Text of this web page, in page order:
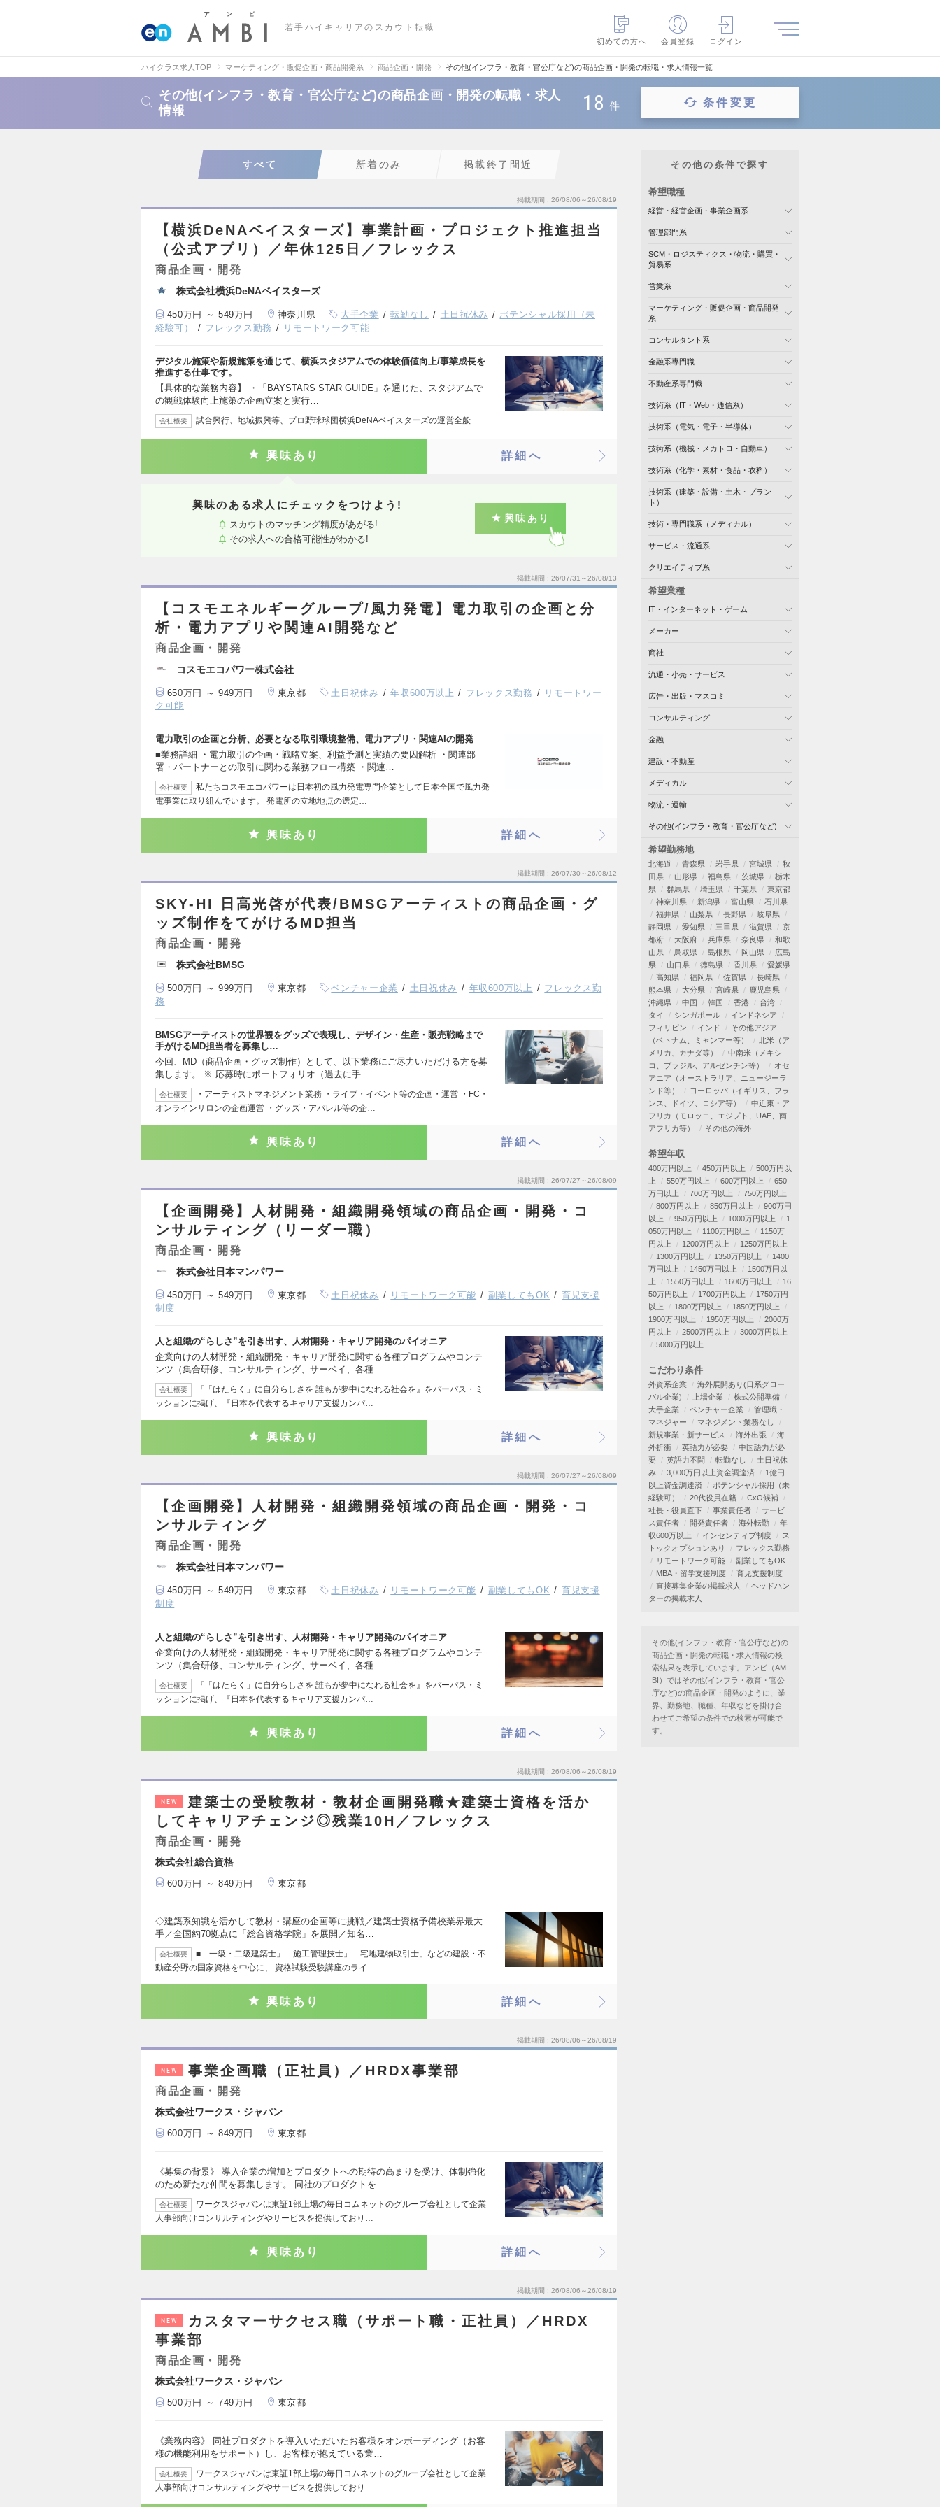
若手ハイキャリアのスカウト転職
初めての方へ
会員登録 ログイン
ハイクラス求人TOP マーケティング・販促企画・商品開発系 商品企画・開発 その他(インフラ・教育・官公庁など)の商品企画・開発の転職・求人情報一覧
その他(インフラ・教育・官公庁など)の商品企画・開発の転職・求人
情報
18 件 条件変更
すべて 新着のみ 掲載終了間近
掲載期間 26/08/06～26/08/19
【横浜DeNAベイスターズ】事業計画・プロジェクト推進担当
（公式アプリ）／年休125日／フレックス
商品企画・開発
株式会社横浜DeNAベイスターズ
450万円 ～ 549万円 神奈川県 大手企業 転勤なし 土日祝休み
ポテンシャル採用（未
経験可）
フレックス勤務 リモートワーク可能
デジタル施策や新規施策を通じて、横浜スタジアムでの体験価値向上/事業成長を
推進する仕事です。
【具体的な業務内容】 ・「BAYSTARS STAR GUIDE」を通じた、スタジアムで
の観戦体験向上施策の企画立案と実行…
会社概要 試合興行、地域振興等、プロ野球球団横浜DeNAベイスターズの運営全般
興味あり 詳細へ
興味のある求人にチェックをつけよう!
スカウトのマッチング精度があがる!
その求人への合格可能性がわかる!
興味あり
掲載期間 26/07/31～26/08/13
【コスモエネルギーグループ/風力発電】電力取引の企画と分
析・電力アプリや関連AI開発など
商品企画・開発
コスモエコパワー株式会社
650万円 ～ 949万円 東京都 土日祝休み 年収600万以上 フレックス勤務
リモートワー
ク可能
電力取引の企画と分析、必要となる取引環境整備、電力アプリ・関連AIの開発
■業務詳細 ・電力取引の企画・戦略立案、利益予測と実績の要因解析 ・関連部
署・パートナーとの取引に関わる業務フロー構築 ・関連…
会社概要
私たちコスモエコパワーは日本初の風力発電専門企業として日本全国で風力発
電事業に取り組んでいます。 発電所の立地地点の選定…
興味あり 詳細へ
掲載期間 26/07/30～26/08/12
SKY-HI 日高光啓が代表/BMSGアーティストの商品企画・グ
ッズ制作をてがけるMD担当
商品企画・開発
株式会社BMSG
500万円 ～ 999万円 東京都 ベンチャー企業 土日祝休み 年収600万以上
フレックス勤
務
BMSGアーティストの世界観をグッズで表現し、デザイン・生産・販売戦略まで
手がけるMD担当者を募集し…
今回、MD（商品企画・グッズ制作）として、以下業務にご尽力いただける方を募
集します。 ※ 応募時にポートフォリオ（過去に手…
会社概要
・アーティストマネジメント業務 ・ライブ・イベント等の企画・運営 ・FC・
オンラインサロンの企画運営 ・グッズ・アパレル等の企…
興味あり 詳細へ
掲載期間 26/07/27～26/08/09
【企画開発】人材開発・組織開発領域の商品企画・開発・コ
ンサルティング（リーダー職）
商品企画・開発
株式会社日本マンパワー
450万円 ～ 549万円 東京都 土日祝休み リモートワーク可能 副業してもOK
育児支援
制度
人と組織の“らしさ”を引き出す、人材開発・キャリア開発のパイオニア
企業向けの人材開発・組織開発・キャリア開発に関する各種プログラムやコンテ
ンツ（集合研修、コンサルティング、サーベイ、各種…
会社概要
『「はたらく」に自分らしさを 誰もが夢中になれる社会を』をパーパス・ミ
ッションに掲げ、『日本を代表するキャリア支援カンパ…
興味あり 詳細へ
掲載期間 26/07/27～26/08/09
【企画開発】人材開発・組織開発領域の商品企画・開発・コ
ンサルティング
商品企画・開発
株式会社日本マンパワー
450万円 ～ 549万円 東京都 土日祝休み リモートワーク可能 副業してもOK
育児支援
制度
人と組織の“らしさ”を引き出す、人材開発・キャリア開発のパイオニア
企業向けの人材開発・組織開発・キャリア開発に関する各種プログラムやコンテ
ンツ（集合研修、コンサルティング、サーベイ、各種…
会社概要
『「はたらく」に自分らしさを 誰もが夢中になれる社会を』をパーパス・ミ
ッションに掲げ、『日本を代表するキャリア支援カンパ…
興味あり 詳細へ
掲載期間 26/08/06～26/08/19
NEW
建築士の受験教材・教材企画開発職★建築士資格を活か
してキャリアチェンジ◎残業10H／フレックス
商品企画・開発
株式会社総合資格
600万円 ～ 849万円 東京都
◇建築系知識を活かして教材・講座の企画等に挑戦／建築士資格予備校業界最大
手／全国約70拠点に「総合資格学院」を展開／知名…
会社概要
■「一級・二級建築士」「施工管理技士」「宅地建物取引士」などの建設・不
動産分野の国家資格を中心に、 資格試験受験講座のライ…
興味あり 詳細へ
掲載期間 26/08/06～26/08/19
NEW 事業企画職（正社員）／HRDX事業部
商品企画・開発
株式会社ワークス・ジャパン
600万円 ～ 849万円 東京都
《募集の背景》 導入企業の増加とプロダクトへの期待の高まりを受け、体制強化
のため新たな仲間を募集します。 同社のプロダクトを…
会社概要
ワークスジャパンは東証1部上場の毎日コムネットのグループ会社として企業
人事部向けコンサルティングやサービスを提供しており…
興味あり 詳細へ
掲載期間 26/08/06～26/08/19
NEW
カスタマーサクセス職（サポート職・正社員）／HRDX
事業部
商品企画・開発
株式会社ワークス・ジャパン
500万円 ～ 749万円 東京都
《業務内容》 同社プロダクトを導入いただいたお客様をオンボーディング（お客
様の機能利用をサポート）し、お客様が抱えている業…
会社概要
ワークスジャパンは東証1部上場の毎日コムネットのグループ会社として企業
人事部向けコンサルティングやサービスを提供しており…
その他の条件で探す
希望職種
経営・経営企画・事業企画系
管理部門系
SCM・ロジスティクス・物流・購買・
貿易系
営業系
マーケティング・販促企画・商品開発
系
コンサルタント系
金融系専門職
不動産系専門職
技術系（IT・Web・通信系）
技術系（電気・電子・半導体）
技術系（機械・メカトロ・自動車）
技術系（化学・素材・食品・衣料）
技術系（建築・設備・土木・プラン
ト）
技術・専門職系（メディカル）
サービス・流通系
クリエイティブ系
希望業種
IT・インターネット・ゲーム
メーカー
商社
流通・小売・サービス
広告・出版・マスコミ
コンサルティング
金融
建設・不動産
メディカル
物流・運輸
その他(インフラ・教育・官公庁など)
希望勤務地
北海道 青森県 岩手県 宮城県
秋
田県
山形県 福島県 茨城県
栃木
県
群馬県 埼玉県 千葉県
東京都
神奈川県
新潟県 富山県
石川県
福井県
山梨県 長野県
岐阜県
静岡県
愛知県 三重県 滋賀県
京
都府
大阪府 兵庫県 奈良県
和歌
山県
鳥取県 島根県 岡山県
広島
県
山口県 徳島県 香川県
愛媛県
高知県
福岡県 佐賀県
長崎県
熊本県
大分県 宮崎県
鹿児島県
沖縄県
中国 韓国 香港
台湾
タイ
シンガポール
インドネシア
フィリピン
インド
その他アジア
（ベトナム、ミャンマー等）
北米（ア
メリカ、カナダ等）
中南米（メキシ
コ、ブラジル、アルゼンチン等）
オセ
アニア（オーストラリア、ニュージーラ
ンド等）
ヨーロッパ（イギリス、フラ
ンス、ドイツ、ロシア等）
中近東・ア
フリカ（モロッコ、エジプト、UAE、南
アフリカ等）
その他の海外
希望年収
400万円以上 450万円以上
500万円以
上
550万円以上 600万円以上
650
万円以上
700万円以上
750万円以上
800万円以上
850万円以上
900万円
以上
950万円以上 1000万円以上
1
050万円以上
1100万円以上
1150万
円以上
1200万円以上
1250万円以上
1300万円以上
1350万円以上
1400
万円以上
1450万円以上
1500万円以
上
1550万円以上 1600万円以上
16
50万円以上
1700万円以上
1750万円
以上
1800万円以上
1850万円以上
1900万円以上
1950万円以上
2000万
円以上
2500万円以上
3000万円以上
5000万円以上
こだわり条件
外資系企業
海外展開あり(日系グロー
バル企業)
上場企業
株式公開準備
大手企業
ベンチャー企業
管理職・
マネジャー
マネジメント業務なし
新規事業・新サービス
海外出張
海
外折衝
英語力が必要
中国語力が必
要
英語力不問 転勤なし
土日祝休
み
3,000万円以上資金調達済
1億円
以上資金調達済
ポテンシャル採用（未
経験可）
20代役員在籍
CxO候補
社長・役員直下
事業責任者
サービ
ス責任者
開発責任者 海外転勤
年
収600万以上
インセンティブ制度
ス
トックオプションあり
フレックス勤務
リモートワーク可能
副業してもOK
MBA・留学支援制度
育児支援制度
直接募集企業の掲載求人
ヘッドハン
ターの掲載求人
その他(インフラ・教育・官公庁など)の
商品企画・開発の転職・求人情報の検
索結果を表示しています。アンビ（AM
BI）ではその他(インフラ・教育・官公
庁など)の商品企画・開発のように、業
界、勤務地、職種、年収などを掛け合
わせてご希望の条件での検索が可能で
す。